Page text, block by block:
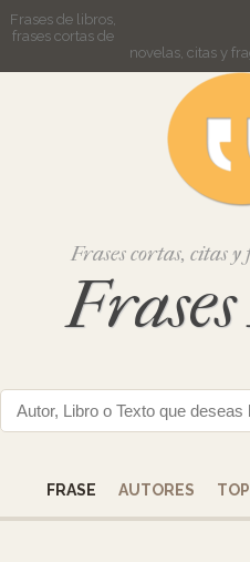
Frases de libros,
frases cortas de
novelas, citas y
Frases cortas, citas
FRASE
AUTORES